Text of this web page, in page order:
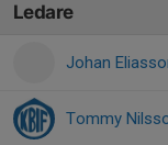
Ledare
Johan
Tommy